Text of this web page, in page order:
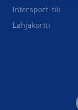
Intersport-tili
Lahjakortti